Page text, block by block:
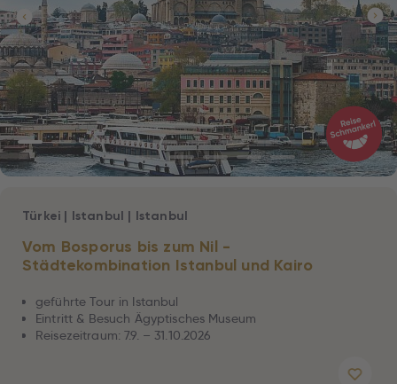
Vom Bosporus bis zum Nil -
Städtekombination Istanbul und Kairo
Türkei | Istanbul | Istanbul
geführte Tour in Istanbul
Eintritt & Besuch Ägyptisches Museum
Reisezeitraum: 7.9. – 31.10.2026